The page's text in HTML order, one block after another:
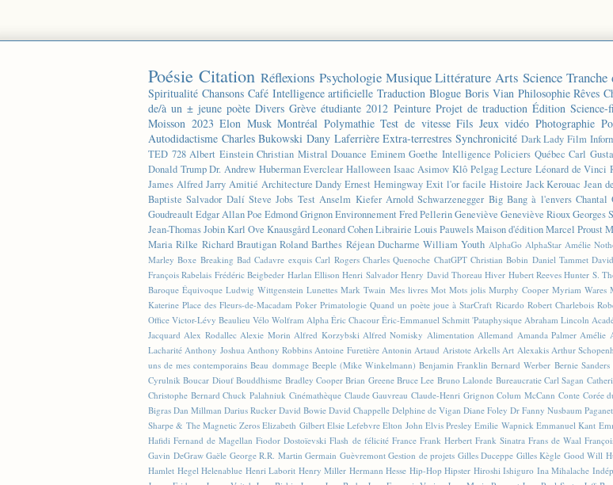
Poésie Citation Réflexions Psychologie Musique Littérature Arts Science Tranche
Spiritualité Chansons Café Intelligence artificielle Traduction Blogue Boris Vian Philosophie Rêves
de/à un ± jeune poète Divers Grève étudiante 2012 Peinture Projet de traduction Édition Science-
Moisson 2023 Elon Musk Montréal Polymathie Test de vitesse Fils Jeux vidéo Photographie
Autodidactisme Charles Bukowski Dany Laferrière Extra-terrestres Synchronicité Dark Lady Film
TED 728 Albert Einstein Christian Mistral Douance Eminem Goethe Intelligence Policiers Québec Carl
Donald Trump Dr. Andrew Huberman Everclear Halloween Isaac Asimov Klô Pelgag Lecture Léonard de Vinci
James Alfred Jarry Amitié Architecture Dandy Ernest Hemingway Exit l'or facile Histoire Jack Kerouac Jean
Baptiste Salvador Dalí Steve Jobs Test Anselm Kiefer Arnold Schwarzenegger Big Bang à l'envers Chantal
Goudreault Edgar Allan Poe Edmond GrignonEnvironnement Fred PellerinGeneviève Geneviève RiouxGeorges
Jean-Thomas JobinKarl Ove KnausgårdLeonard CohenLibrairie Louis PauwelsMaison d'éditionMarcel Proust
Maria Rilke Richard Brautigan Roland Barthes Réjean Ducharme William Youth AlphaGo AlphaStar Amélie
Marley Boxe Breaking Bad Cadavre exquis Carl Rogers Charles Quenoche ChatGPT Christian Bobin Daniel Tammet
François Rabelais Frédéric Beigbeder Harlan Ellison Henri Salvador Henry David Thoreau Hiver Hubert Reeves Hunter S.
Baroque Équivoque Ludwig Wittgenstein Lunettes Mark Twain Mes livres Mot Mots jolis Murphy Cooper Myriam Wares
Katerine Place des Fleurs-de-Macadam Poker Primatologie Quand un poète joue à StarCraft Ricardo Robert Charlebois
Office Victor-Lévy Beaulieu Vélo Wolfram Alpha Éric Chacour Éric-Emmanuel Schmitt 'Pataphysique Abraham Lincoln
Jacquard Alex Rodallec Alexie Morin Alfred Korzybski Alfred Nomisky Alimentation Allemand Amanda Palmer Amélie
Lacharité Anthony Joshua Anthony Robbins Antoine Furetière Antonin Artaud Aristote Arkells Art Alexakis Arthur
uns de mes contemporains Beau dommage Beeple (Mike Winkelmann) Benjamin Franklin Bernard Werber Bernie Sanders
Cyrulnik Boucar Diouf Bouddhisme Bradley Cooper Brian Greene Bruce Lee Bruno Lalonde Bureaucratie Carl Sagan
Christophe Bernard Chuck Palahniuk Cinémathèque Claude Gauvreau Claude-Henri Grignon Colum McCann Conte Corée
Bigras Dan Millman Darius Rucker David Bowie David Chappelle Delphine de Vigan Diane Foley Dr Fanny Nusbaum
Sharpe & The Magnetic Zeros Elizabeth Gilbert Elsie Lefebvre Elton John Elvis Presley Emilie Wapnick Emmanuel Kant
Hafidi Fernand de Magellan Fiodor Dostoïevski Flash de félicité France Frank Herbert Frank Sinatra Frans de Waal
Gavin DeGraw Gaële George R.R. Martin Germain Guèvremont Gestion de projets Gilles Duceppe Gilles Kègle Good Will
Hamlet Hegel Helenablue Henri Laborit Henry Miller Hermann Hesse Hip-Hop Hipster Hiroshi Ishiguro Ina Mihalache